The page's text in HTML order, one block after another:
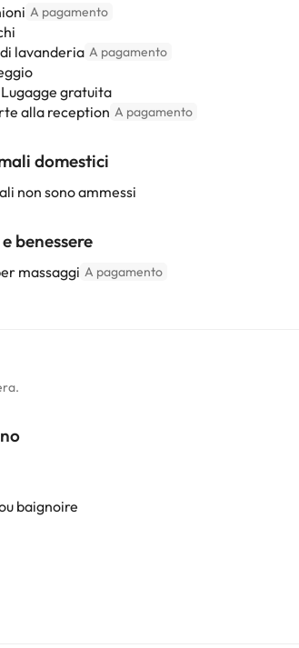
A pagamento
lavanderia A pagamento
gratuita
alla reception A pagamento
domestici
non sono ammessi
benessere
massaggi A pagamento
baignoire